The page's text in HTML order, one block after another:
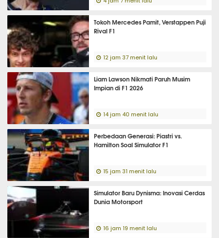
Tokoh Mercedes Pamit, Verstappen Puji
Rival F1
12 jam 37 menit lalu
Liam Lawson Nikmati Paruh Musim
Impian di F1 2026
14 jam 40 menit lalu
Perbedaan Generasi: Piastri vs.
Hamilton Soal Simulator F1
15 jam 31 menit lalu
Simulator Baru Dynisma: Inovasi Cerdas
Dunia Motorsport
16 jam 19 menit lalu